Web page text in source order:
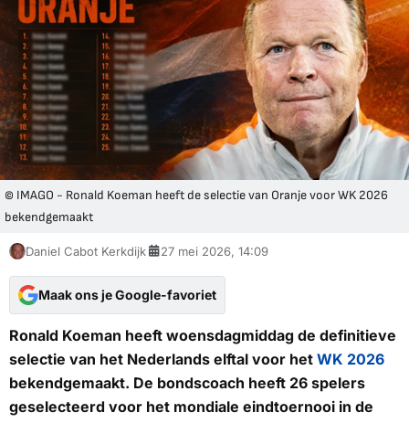
© IMAGO - Ronald Koeman heeft de selectie van Oranje voor WK 2026
bekendgemaakt
Daniel Cabot Kerkdijk 27 mei 2026, 14:09
Maak ons je Google-favoriet
Ronald Koeman heeft woensdagmiddag de definitieve
selectie van het Nederlands elftal voor het WK 2026
bekendgemaakt. De bondscoach heeft 26 spelers
geselecteerd voor het mondiale eindtoernooi in de